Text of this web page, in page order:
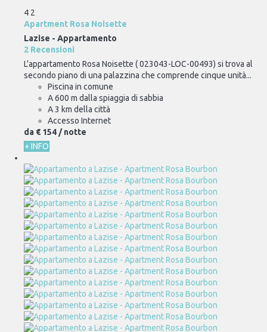
4 2
Apartment Rosa Noisette
Lazise - Appartamento
2 Recensioni
L'appartamento Rosa Noisette ( 023043-LOC-00493) si trova al
secondo piano di una palazzina che comprende cinque unità...
Piscina in comune
A 600 m dalla spiaggia di sabbia
A 3 km della città
Accesso Internet
da € 154 / notte
+ INFO